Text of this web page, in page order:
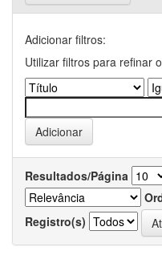
Adicionar filtros:
Utilizar filtros para refinar
Resultados/Página
Registro(s)